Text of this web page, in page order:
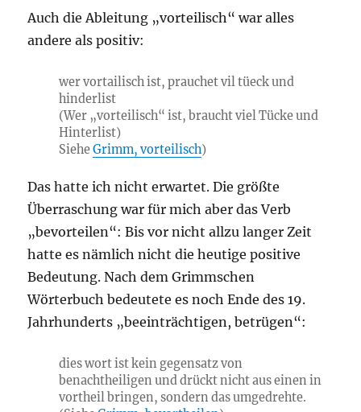
Auch die Ableitung „vorteilisch“ war alles
andere als positiv:
wer vortailisch ist, prauchet vil tüeck und
hinderlist
(Wer „vorteilisch“ ist, braucht viel Tücke und
Hinterlist)
SieheGrimm, vorteilisch)
Das hatte ich nicht erwartet. Die größte
Überraschung war für mich aber das Verb
„bevorteilen“: Bis vor nicht allzu langer Zeit
hatte es nämlich nicht die heutige positive
Bedeutung. Nach dem Grimmschen
Wörterbuch bedeutete es noch Ende des 19.
Jahrhunderts „beeinträchtigen, betrügen“:
dies wort ist kein gegensatz von
benachtheiligen und drückt nicht aus einen in
vortheil bringen, sondern das umgedrehte.